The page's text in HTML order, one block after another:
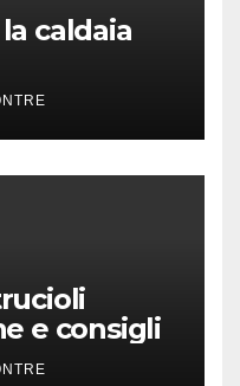
caldaia
e consigli